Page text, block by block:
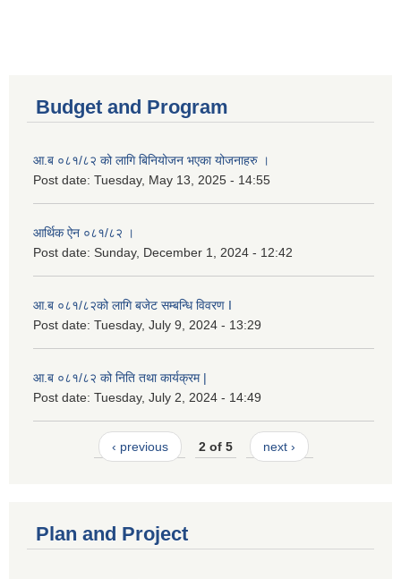
Budget and Program
आ.ब ०८१/८२ को लागि बिनियोजन भएका योजनाहरु ।
Post date: Tuesday, May 13, 2025 - 14:55
आर्थिक ऐन ०८१/८२ ।
Post date: Sunday, December 1, 2024 - 12:42
आ.ब ०८१/८२को लागि बजेट सम्बन्धि विवरण I
Post date: Tuesday, July 9, 2024 - 13:29
आ.ब ०८१/८२ को निति तथा कार्यक्रम |
Post date: Tuesday, July 2, 2024 - 14:49
‹ previous 2 of 5 next ›
Plan and Project